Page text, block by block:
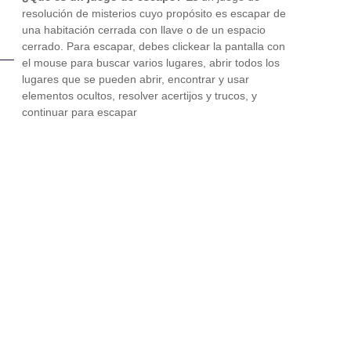
resolución de misterios cuyo propósito es escapar de
una habitación cerrada con llave o de un espacio
cerrado. Para escapar, debes clickear la pantalla con
el mouse para buscar varios lugares, abrir todos los
lugares que se pueden abrir, encontrar y usar
elementos ocultos, resolver acertijos y trucos, y
continuar para escapar